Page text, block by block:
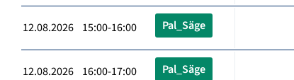
12.08.2026 15:00-16:00 Pal_Säge
12.08.2026 16:00-17:00 Pal_Säge